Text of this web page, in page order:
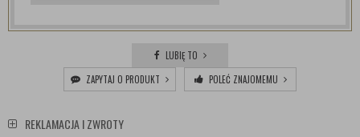
LUBIĘ TO
ZAPYTAJ O PRODUKT
POLEĆ ZNAJOMEMU
REKLAMACJA I ZWROTY